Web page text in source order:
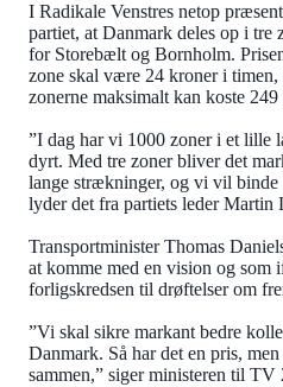
I Radikale Venstres netop
partiet, at Danmark deles op i tre
for Storebælt og Bornholm.
zone skal være 24 kroner i timen,
zonerne maksimalt kan koste
”I dag har vi 1000 zoner i et lille
dyrt. Med tre zoner bliver det
lange strækninger, og vi vil binde
lyder det fra partiets leder Martin
Transportminister Thomas
at komme med en vision og som
forligskredsen til drøftelser om
”Vi skal sikre markant bedre
Danmark. Så har det en pris,
sammen,” siger ministeren til TV